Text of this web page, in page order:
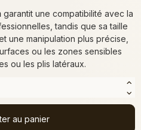
garantit une compatibilité avec la
tandis que sa taille
une manipulation plus précise,
ou les zones sensibles
ou les plis latéraux.
au panier